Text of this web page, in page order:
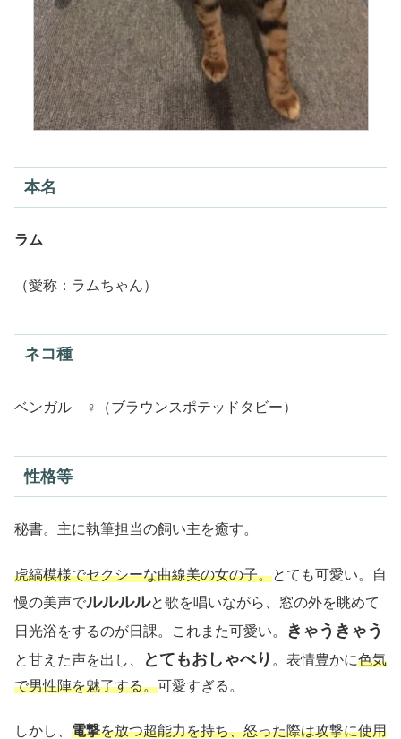
本名
ラム
（愛称：ラムちゃん）
ネコ種
ベンガル ♀（ブラウンスポテッドタビー）
性格等
秘書。主に執筆担当の飼い主を癒す。
虎縞模様でセクシーな曲線美の女の子。とても可愛い。自
慢の美声でルルルルと歌を唱いながら、窓の外を眺めて
日光浴をするのが日課。これまた可愛い。
きゃうきゃう
と甘えた声を出し、 とてもおしゃべり 。表情豊かに色気
で男性陣を魅了する。可愛すぎる。
しかし、 電撃を放つ超能力を持ち、怒った際は攻撃に使用